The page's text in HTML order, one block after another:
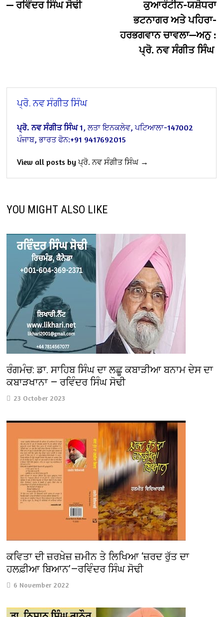
— ਰਵਿੰਦਰ ਸਿੰਘ ਸੋਢੀ
ਕੁਆਰੰਟੀਨ-ਯਸ਼ੋਧਰਾ
ਭਟਨਾਗਰ ਅਤੇ ਪਹਿਰਾ-
ਹਰਭਗਵਾਨ ਚਾਵਲਾ—ਅਨੁ :
ਪ੍ਰੋ. ਨਵ ਸੰਗੀਤ ਸਿੰਘ
ਪ੍ਰੋ. ਨਵ ਸੰਗੀਤ ਸਿੰਘ
ਪ੍ਰੋ. ਨਵ ਸੰਗੀਤ ਸਿੰਘ 1, ਲਤਾ ਇਨਕਲੇਵ, ਪਟਿਆਲਾ-147002
ਪੰਜਾਬ, ਭਾਰਤ ਫੋਨ:+91 9417692015
View all posts by ਪ੍ਰੋ. ਨਵ ਸੰਗੀਤ ਸਿੰਘ →
YOU MIGHT ALSO LIKE
ਰੰਗਮੰਚ: ਡਾ. ਸਾਹਿਬ ਸਿੰਘ ਦਾ ਲਛੂ ਕਬਾੜੀਆ ਬਨਾਮ ਦੇਸ ਦਾ
ਕਬਾੜਖਾਨਾ — ਰਵਿੰਦਰ ਸਿੰਘ ਸੋਢੀ
23 October 2023
ਕਵਿਤਾ ਦੀ ਜ਼ਰਖ਼ੇਜ਼ ਜ਼ਮੀਨ ਤੇ ਲਿਖਿਆ ‘ਜ਼ਰਦ ਰੁੱਤ ਦਾ
ਹਲਫ਼ੀਆ ਬਿਆਨ’—ਰਵਿੰਦਰ ਸਿੰਘ ਸੋਢੀ
6 November 2022